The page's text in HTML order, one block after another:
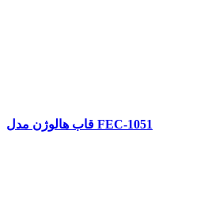
قاب هالوژن مدل FEC-1051